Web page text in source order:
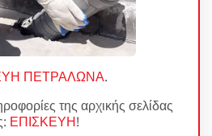
ΠΕΤΡΑΛΩΝΑ.
της αρχικής σελίδας
ΕΠΙΣΚΕΥΗ!